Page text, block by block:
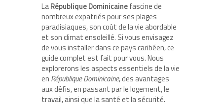
LaRépublique Dominicainefascine de
nombreux expatriés pour ses plages
paradisiaques, son coût de la vie abordable
et son climat ensoleillé. Si vous envisagez
de vous installer dans ce pays caribéen, ce
guide complet est fait pour vous. Nous
explorerons les aspects essentiels de la vie
en République Dominicaine, des avantages
aux défis, en passant par le logement, le
travail, ainsi que la santé et la sécurité.